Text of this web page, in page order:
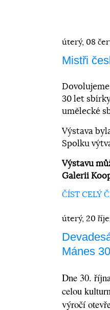
úterý, 08
Mistři
30 let
umělecké
Výstava
Spolku
Výstavu
Galerii
ČÍST CELÝ
úterý, 20
Mánes
Dne 30.
celou
výročí